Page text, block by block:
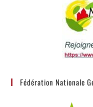
Fédération Nationale